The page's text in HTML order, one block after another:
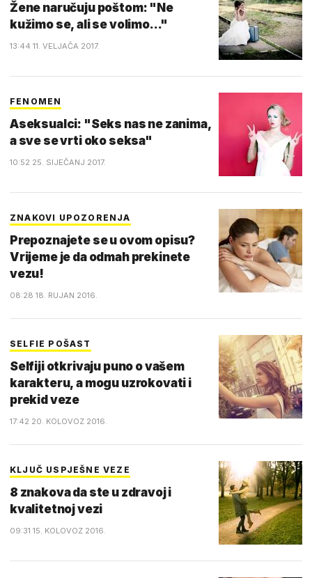
Žene naručuju poštom: "Ne
kužimo se, ali se volimo..."
13:44 11. VELJAČA 2017.
FENOMEN
Aseksualci: "Seks nas ne zanima,
a sve se vrti oko seksa"
10:52 25. SIJEČANJ 2017.
ZNAKOVI UPOZORENJA
Prepoznajete se u ovom opisu?
Vrijeme je da odmah prekinete
vezu!
08:28 18. RUJAN 2016.
SELFIE POŠAST
Selfiji otkrivaju puno o vašem
karakteru, a mogu uzrokovati i
prekid veze
17:42 20. KOLOVOZ 2016.
KLJUČ USPJEŠNE VEZE
8 znakova da ste u zdravoj i
kvalitetnoj vezi
09:31 15. KOLOVOZ 2016.